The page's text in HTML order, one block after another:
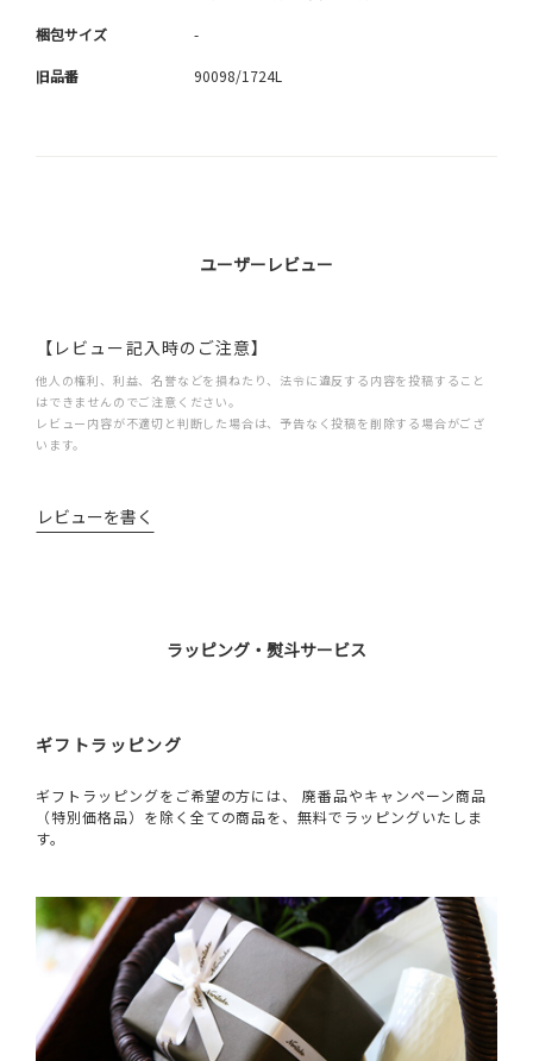
梱包サイズ -
旧品番 90098/1724L
ユーザーレビュー
【レビュー記入時のご注意】
他人の権利、利益、名誉などを損ねたり、法令に違反する内容を投稿すること
はできませんのでご注意ください。
レビュー内容が不適切と判断した場合は、予告なく投稿を削除する場合がござ
います。
レビューを書く
ラッピング・熨斗サービス
ギフトラッピング
ギフトラッピングをご希望の方には、 廃番品やキャンペーン商品
（特別価格品）を除く全ての商品を、無料でラッピングいたしま
す。